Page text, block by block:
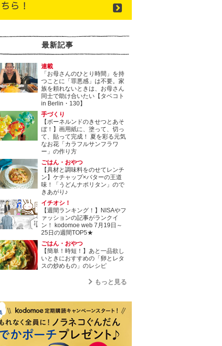
最新記事
連載
「お母さんのひとり時間」を持
つことに「罪悪感」は不要。家
族を頼れないときは、お母さん
同士で助け合いたい【タベコト
in Berlin・130】
手づくり
【ボーネルンドのきせつとあそ
ぼ！】画用紙に、塗って、切っ
て、貼って完成！ 夏を彩る元気
なお花「カラフルサンフラワ
ー」の作り方
ごはん・おやつ
【具材と調味料をのせてレンチ
ン】ケチャップ×バターの王道
味！「うどんナポリタン」ので
きあがり♪
イチオシ！
【週間ランキング！】NISAやフ
ァッションの記事がランクイ
ン！ kodomoe web 7月19日～
25日の週間TOP5★
ごはん・おやつ
【簡単！時短！】あと一品欲し
いときにおすすめの「卵とレタ
スの炒めもの」のレシピ
もっと見る